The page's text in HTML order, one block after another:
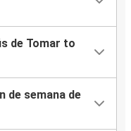
de Tomar to
de semana de